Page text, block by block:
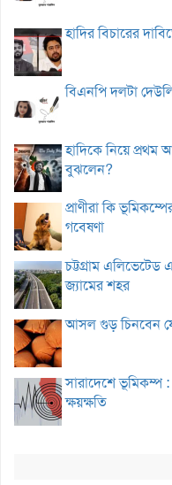
হাদির বিচারের
বিএনপি দলটা
হাদিকে নিয়ে প্রথম
বুঝলেন?
প্রাণীরা কি
গবেষণা
চট্টগ্রাম
জ্যামের শহর
আসল গুড় চিনবেন
সারাদেশে ভূমিকম্প
ক্ষয়ক্ষতি